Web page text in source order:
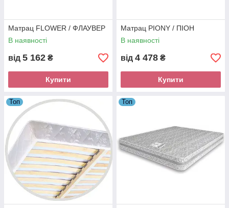
Матрац FLOWER / ФЛАУВЕР
В наявності
від 5 162 ₴
Купити
Матрац PIONY / ПІОН
В наявності
від 4 478 ₴
Купити
Топ Топ